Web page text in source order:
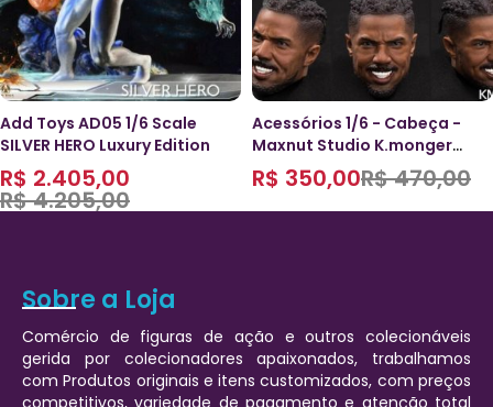
Add Toys AD05 1/6 Scale
SILVER HERO Luxury Edition
R$4.205,00
R$ 2.405,00
Acessórios 1/6 - Cabeça -
Maxnut Studio K.monger
Km002 1/6
R$470,00
R$ 350,00
Sobre a Loja
Comércio de figuras de ação e outros colecionáveis
gerida por colecionadores apaixonados, trabalhamos
com Produtos originais e itens customizados, com preços